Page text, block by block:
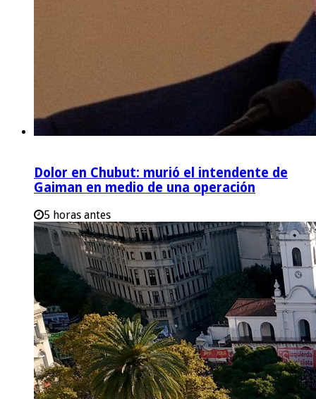
Dolor en Chubut: murió el intendente de
Gaiman en medio de una operación
5 horas antes